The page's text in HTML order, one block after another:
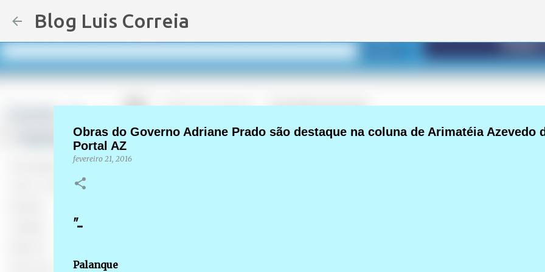
Blog Luis Correia
Obras do Governo Adriane Prado são destaque na coluna de Arimatéia Azevedo
Portal AZ
fevereiro 21, 2016
"...
Palanque